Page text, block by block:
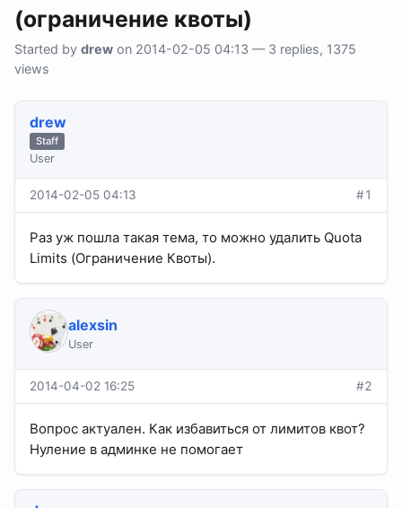
(ограничение квоты)
Started by drew on 2014-02-05 04:13 — 3 replies, 1375
views
drew
Staff
User
2014-02-05 04:13 #1
Раз уж пошла такая тема, то можно удалить Quota
Limits (Ограничение Квоты).
alexsin
User
2014-04-02 16:25 #2
Вопрос актуален. Как избавиться от лимитов квот?
Нуление в админке не помогает